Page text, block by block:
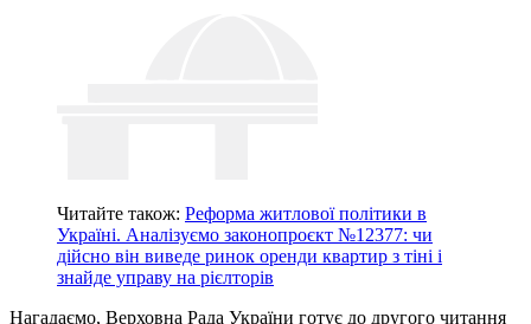
Читайте також: Реформа житлової політики в
Україні. Аналізуємо законопроєкт №12377: чи
дійсно він виведе ринок оренди квартир з тіні і
знайде управу на рієлторів
Нагадаємо, Верховна Рада України готує до другого читання